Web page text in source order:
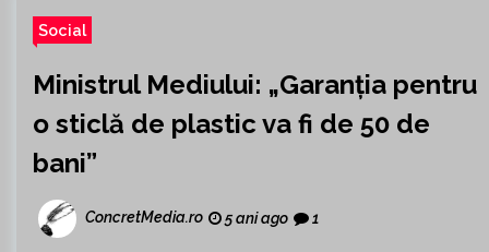
Social
Ministrul Mediului: „Garanția pentru
o sticlă de plastic va fi de 50 de
bani”
ConcretMedia.ro 5 ani ago 1